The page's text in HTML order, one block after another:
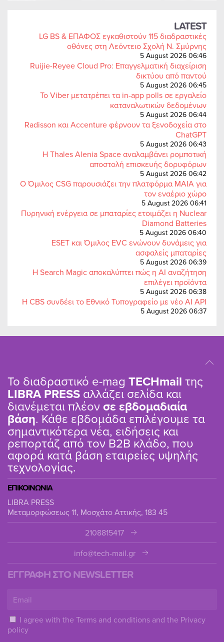
LATEST
LG BS & ΕΠΑΦΟΣ εγκαθιστούν 115 διαδραστικές
οθόνες στη Λεόντειο Σχολή Ν. Σμύρνης
5 August 2026 06:46
Ruijie-Reyee Cloud Pro: Επαγγελματική διαχείριση
δικτύου από παντού
5 August 2026 06:45
Το Viber μετατρέπει τα in-app polls σε εργαλείο
καταναλωτικών δεδομένων
5 August 2026 06:44
Radisson και Accenture φέρνουν τα ξενοδοχεία στο
ChatGPT
5 August 2026 06:43
Η Thales Alenia Space αναλαμβάνει ρομποτική
αποστολή επισκευής δορυφόρων
5 August 2026 06:42
Ο Όμιλος CSG παρουσιάζει την πλατφόρμα MAIA για
τον εναέριο χώρο
5 August 2026 06:41
Πυρηνική ενέργεια σε μπαταρίες ετοιμάζει η Nuclear
Diamond Batteries
5 August 2026 06:40
ESET και Όμιλος EVC ενώνουν δυνάμεις για
ασφαλείς μπαταρίες
5 August 2026 06:39
Η Search Magic αποκαλύπτει πώς η AI αναζήτηση
επιλέγει προϊόντα
5 August 2026 06:38
Η CBS συνδέει το Εθνικό Τυπογραφείο με νέο AI API
5 August 2026 06:37
Το διαδραστικό e-mag TΕCHmail της
LIBRA PRESS αλλάζει σελίδα και
διανέμεται πλέον σε εβδομαδιαία
βάση. Κάθε εβδομάδα επιλέγουμε τα
σημαντικότερα νέα, ειδήσεις και
ρεπορτάζ από τον B2B κλάδο, που
αφορά κατά βάση εταιρείες υψηλής
τεχνολογίας.
ΕΠΙΚΟΙΝΩΝΙΑ
LIBRA PRESS
Μεταμορφώσεως 11, Μοσχάτο Αττικής, 183 45
2108815417
info@tech-mail.gr
ΕΓΓΡΑΦΗ ΣΤΟ NEWSLETTER
I agree with the Terms and conditions and the Privacy
policy